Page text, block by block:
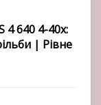
4 640 4-40x:
| Рівне